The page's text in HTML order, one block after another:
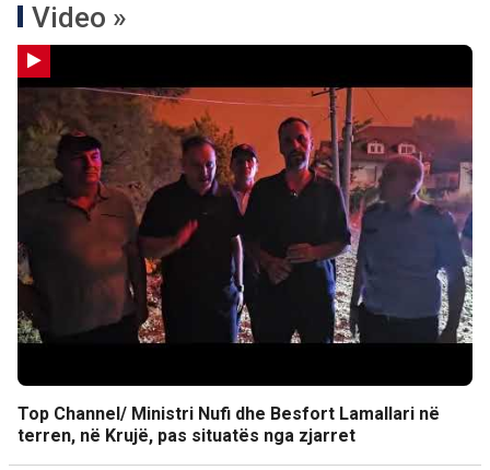
Video »
Top Channel/ Ministri Nufi dhe Besfort Lamallari në
terren, në Krujë, pas situatës nga zjarret